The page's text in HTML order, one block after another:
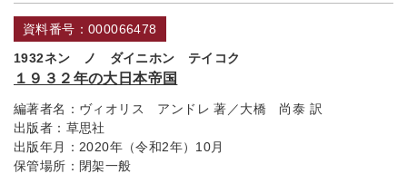
資料番号：000066478
1932ネン ノ ダイニホン テイコク
１９３２年の大日本帝国
編著者名： ヴィオリス アンドレ 著／大橋 尚泰 訳
出版者： 草思社
出版年月： 2020年（令和2年）10月
保管場所： 閉架一般